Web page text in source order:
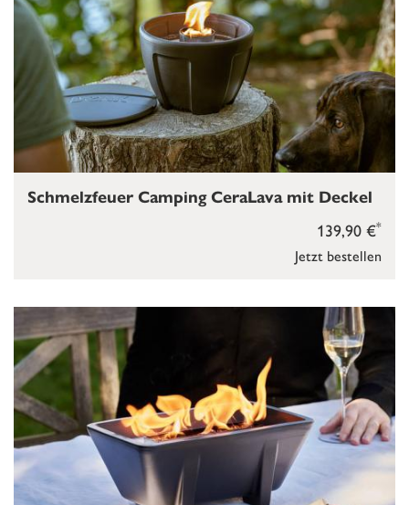
Jetzt bestellen
139,90 €*
Schmelzfeuer Camping CeraLava mit Deckel